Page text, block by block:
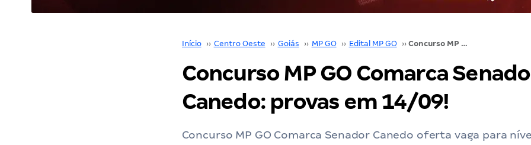
Início ›› Centro Oeste ›› Goiás ›› MP GO ›› Edital MP GO ›› Concurso MP GO Comarca Senador Canedo: provas em 14/09!
Concurso MP GO Comarca
Canedo: provas em 14/09!
Concurso MP GO Comarca Senador Canedo oferta vaga para